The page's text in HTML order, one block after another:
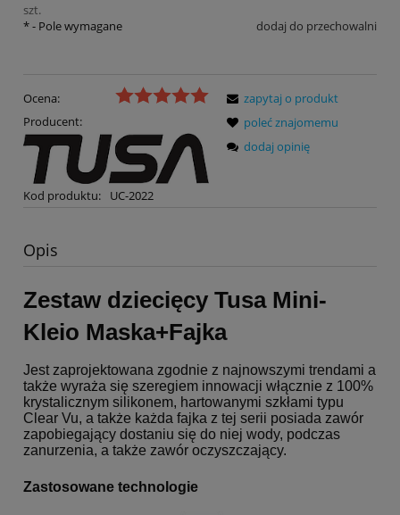
szt.
dodaj do przechowalni
*- Pole wymagane
Ocena:
Producent:
Kod produktu: UC-2022
zapytaj o produkt
poleć znajomemu
dodaj opinię
Opis
Zestaw dziecięcy Tusa Mini-
Kleio Maska+Fajka
Jest zaprojektowana zgodnie z najnowszymi trendami a
także wyraża się szeregiem innowacji włącznie z 100%
krystalicznym silikonem, hartowanymi szkłami typu
Clear Vu, a także każda fajka z tej serii posiada zawór
zapobiegający dostaniu się do niej wody, podczas
zanurzenia, a także zawór oczyszczający.
Zastosowane technologie